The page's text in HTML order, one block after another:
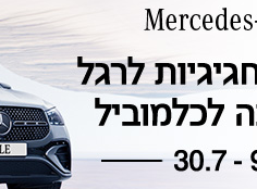
מגזין מרצדס-בנץ
ספרי רכב מרצדס-בנץ
נתוני זיהום אוויר וצריכת דלק וחשמל
נתוני תווית צמיגים
מחירון חלפים